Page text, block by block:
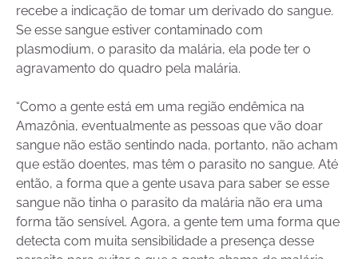
recebe a indicação de tomar um derivado do sangue.
Se esse sangue estiver contaminado com
plasmodium, o parasito da malária, ela pode ter o
agravamento do quadro pela malária.
“Como a gente está em uma região endêmica na
Amazônia, eventualmente as pessoas que vão doar
sangue não estão sentindo nada, portanto, não acham
que estão doentes, mas têm o parasito no sangue. Até
então, a forma que a gente usava para saber se esse
sangue não tinha o parasito da malária não era uma
forma tão sensível. Agora, a gente tem uma forma que
detecta com muita sensibilidade a presença desse